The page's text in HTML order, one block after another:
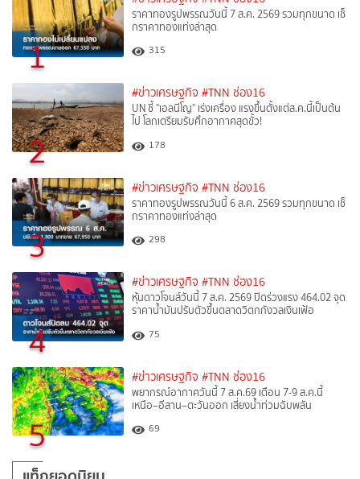
1
ราคาทองรูปพรรณวันนี้ 7 ส.ค. 2569 รวมทุกขนาด เช็
กราคาทองแท่งล่าสุด
315
2
#ข่าวเศรษฐกิจ #TNN ช่อง16
UN ชี้ "เอลนีโญ" เร่งเครื่อง แรงขึ้นตั้งแต่ส.ค.นี้เป็นต้น
ไป โลกเตรียมรับศึกอากาศสุดขั้ว!
178
3
#ข่าวเศรษฐกิจ #TNN ช่อง16
ราคาทองรูปพรรณวันนี้ 6 ส.ค. 2569 รวมทุกขนาด เช็
กราคาทองแท่งล่าสุด
298
4
#ข่าวเศรษฐกิจ #TNN ช่อง16
หุ้นดาวโจนส์วันนี้ 7 ส.ค. 2569 ปิดร่วงแรง 464.02 จุด
ราคาน้ำมันปรับตัวขึ้นตลาดวิตกกังวลเงินเฟ้อ
75
5
#ข่าวเศรษฐกิจ #TNN ช่อง16
พยากรณ์อากาศวันนี้ 7 ส.ค.69 เตือน 7-9 ส.ค.นี้
เหนือ–อีสาน–ตะวันออก เสี่ยงน้ำท่วมฉับพลัน
69